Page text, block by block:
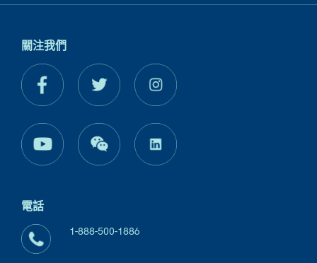
關注我們
電話
1-888-500-1886